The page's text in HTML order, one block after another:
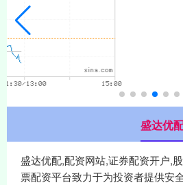
盛达优
盛达优配,配资网站,证券配资开户,
票配资平台致力于为投资者提供安